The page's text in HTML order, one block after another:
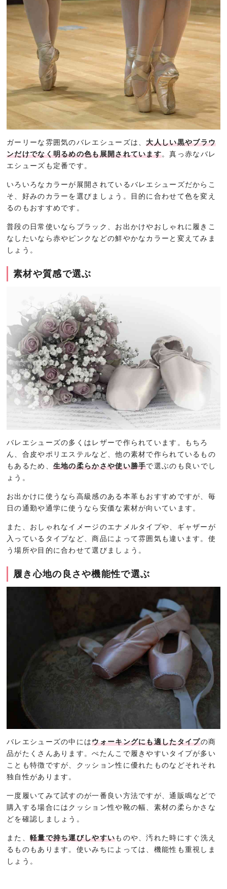
ガーリーな雰囲気のバレエシューズは、大人しい黒やブラウ
ンだけでなく明るめの色も展開されています。真っ赤なバレ
エシューズも定番です。
いろいろなカラーが展開されているバレエシューズだからこ
そ、好みのカラーを選びましょう。目的に合わせて色を変え
るのもおすすめです。
普段の日常使いならブラック、お出かけやおしゃれに履きこ
なしたいなら赤やピンクなどの鮮やかなカラーと変えてみま
しょう。
素材や質感で選ぶ
バレエシューズの多くはレザーで作られています。もちろ
ん、合皮やポリエステルなど、他の素材で作られているもの
もあるため、 生地の柔らかさや使い勝手で選ぶのも良いでし
ょう。
お出かけに使うなら高級感のある本革もおすすめですが、毎
日の通勤や通学に使うなら安価な素材が向いています。
また、おしゃれなイメージのエナメルタイプや、ギャザーが
入っているタイプなど、商品によって雰囲気も違います。使
う場所や目的に合わせて選びましょう。
履き心地の良さや機能性で選ぶ
バレエシューズの中にはウォーキングにも適したタイプの商
品がたくさんあります。ぺたんこで履きやすいタイプが多い
ことも特徴ですが、クッション性に優れたものなどそれそれ
独自性があります。
一度履いてみて試すのが一番良い方法ですが、通販鳴などで
購入する場合にはクッション性や靴の幅、素材の柔らかさな
どを確認しましょう。
また、 軽量で持ち運びしやすいものや、汚れた時にすぐ洗え
るものもあります。使いみちによっては、機能性も重視しま
しょう。